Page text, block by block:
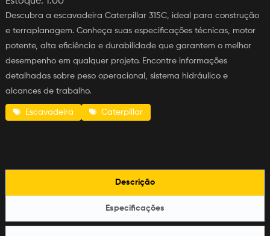
Descubra a escavadeira Caterpillar 315C, ideal para construção
e terraplanagem. Conheça suas especificações técnicas, motor
potente, alta eficiência e durabilidade que garantem o melhor
desempenho em qualquer projeto. Encontre informações
detalhadas sobre peso operacional, sistema hidráulico e
alcances de trabalho.
Escavadeira Caterpillar
Descrição
Especificações